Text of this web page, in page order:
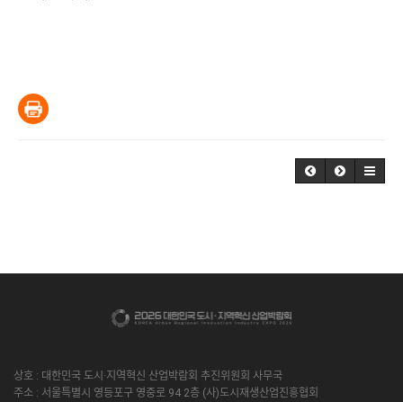
상호 : 대한민국 도시·지역혁신 산업박람회 추진위원회 사무국
주소 : 서울특별시 영등포구 영중로 94 2층 (사)도시재생산업진흥협회